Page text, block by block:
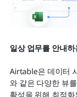
일상 업무를 안내
Airtable은 데이터
와 같은 다양한 뷰
확성을 위해 최적